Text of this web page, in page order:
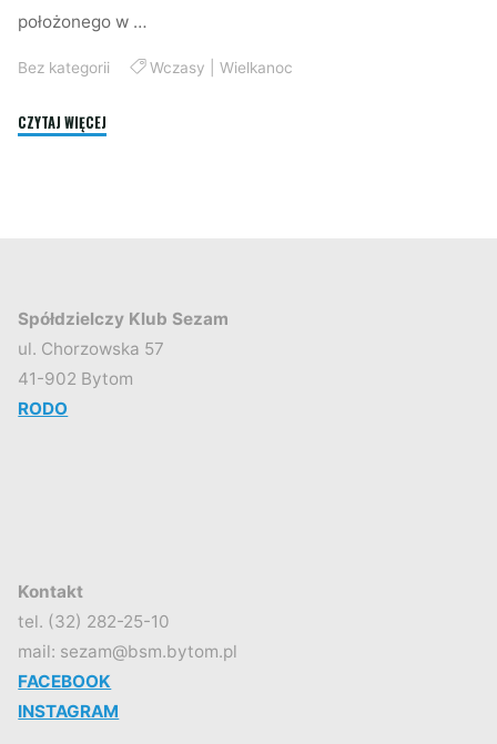
położonego w …
Bez kategorii Wczasy Wielkanoc
CZYTAJ WIĘCEJ
Spółdzielczy Klub Sezam
ul. Chorzowska 57
41-902 Bytom
RODO
Kontakt
tel. (32) 282-25-10
mail: sezam@bsm.bytom.pl
FACEBOOK
INSTAGRAM